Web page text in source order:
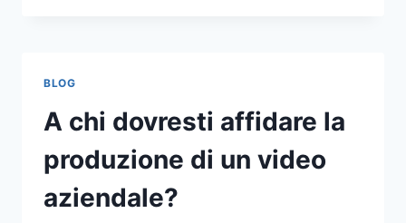
NELLE
SCOMMESSE
SPORTIVE
ONLINE
BLOG
A chi dovresti affidare la
produzione di un video
aziendale?